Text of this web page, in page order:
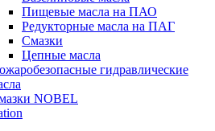
Пищевые масла на ПАО
Редукторные масла на ПАГ
Смазки
Цепные масла
гидравлические
NOBEL